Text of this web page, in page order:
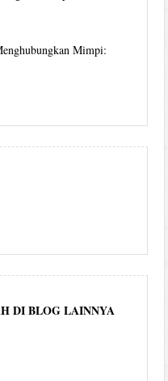
Mimpi:
DI BLOG LAINNYA